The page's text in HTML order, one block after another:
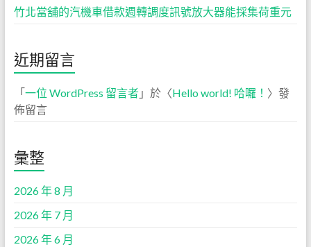
竹北當舖的汽機車借款週轉調度訊號放大器能採集荷重元
近期留言
「一位 WordPress 留言者」於〈Hello world! 哈囉！ 〉發
佈留言
彙整
2026 年 8 月
2026 年 7 月
2026 年 6 月